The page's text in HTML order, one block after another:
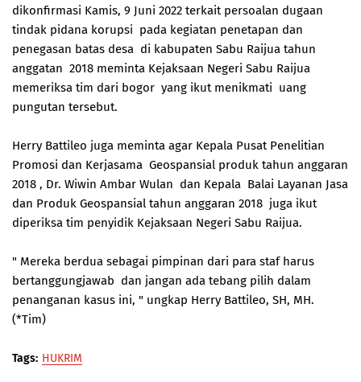
dikonfirmasi Kamis, 9 Juni 2022 terkait persoalan dugaan
tindak pidana korupsi pada kegiatan penetapan dan
penegasan batas desa di kabupaten Sabu Raijua tahun
anggatan 2018 meminta Kejaksaan Negeri Sabu Raijua
memeriksa tim dari bogor yang ikut menikmati uang
pungutan tersebut.
Herry Battileo juga meminta agar Kepala Pusat Penelitian
Promosi dan Kerjasama Geospansial produk tahun anggaran
2018 , Dr. Wiwin Ambar Wulan dan Kepala Balai Layanan Jasa
dan Produk Geospansial tahun anggaran 2018 juga ikut
diperiksa tim penyidik Kejaksaan Negeri Sabu Raijua.
" Mereka berdua sebagai pimpinan dari para staf harus
bertanggungjawab dan jangan ada tebang pilih dalam
penanganan kasus ini, " ungkap Herry Battileo, SH, MH.
(*Tim)
Tags: HUKRIM